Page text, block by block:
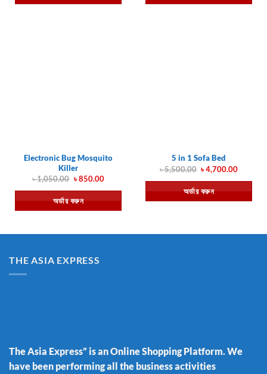
Electronic Bug Mosquito
Killer
৳1,050.00 Original
was:
৳ 1,050.00.
৳850.00Current
is:
৳ 850.00.
অর্ডার করুন
5 in 1 Sofa Bed
৳5,500.00 Original
price
was:
৳ 5,500.00.
৳4,700.00Current
is:
৳
অর্ডার করুন
THE ASIA EXPRESS
The Asia Express” is an Online Shopping Platform. We
have been performing all the business activities